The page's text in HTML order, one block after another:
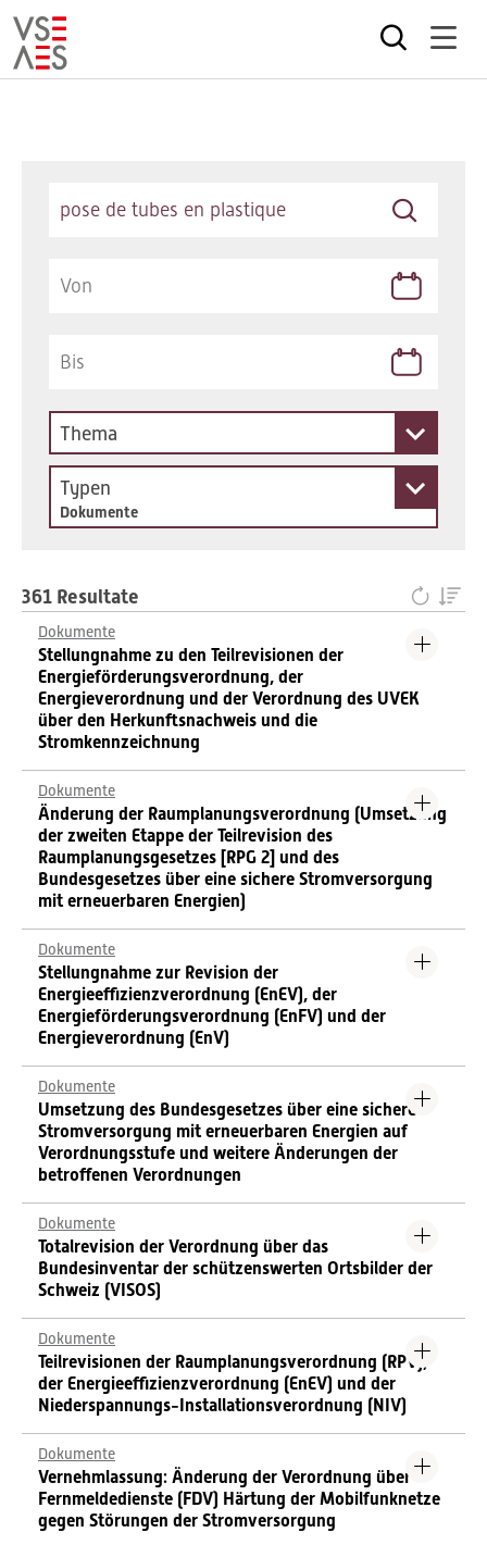
Thema
Typen
Dokumente
361 Resultate
Dokumente
Stellungnahme zu den Teilrevisionen der
Energieförderungsverordnung, der
Energieverordnung und der Verordnung des UVEK
über den Herkunftsnachweis und die
Stromkennzeichnung
Dokumente
Änderung der Raumplanungsverordnung (Umsetzung
der zweiten Etappe der Teilrevision des
Raumplanungsgesetzes [RPG 2] und des
Bundesgesetzes über eine sichere Stromversorgung
mit erneuerbaren Energien)
Dokumente
Stellungnahme zur Revision der
Energieeffizienzverordnung (EnEV), der
Energieförderungsverordnung (EnFV) und der
Energieverordnung (EnV)
Dokumente
Umsetzung des Bundesgesetzes über eine sichere
Stromversorgung mit erneuerbaren Energien auf
Verordnungsstufe und weitere Änderungen der
betroffenen Verordnungen
Dokumente
Totalrevision der Verordnung über das
Bundesinventar der schützenswerten Ortsbilder der
Schweiz (VISOS)
Dokumente
Teilrevisionen der Raumplanungsverordnung (RPV),
der Energieeffizienzverordnung (EnEV) und der
Niederspannungs-Installationsverordnung (NIV)
Dokumente
Vernehmlassung: Änderung der Verordnung über
Fernmeldedienste (FDV) Härtung der Mobilfunknetze
gegen Störungen der Stromversorgung